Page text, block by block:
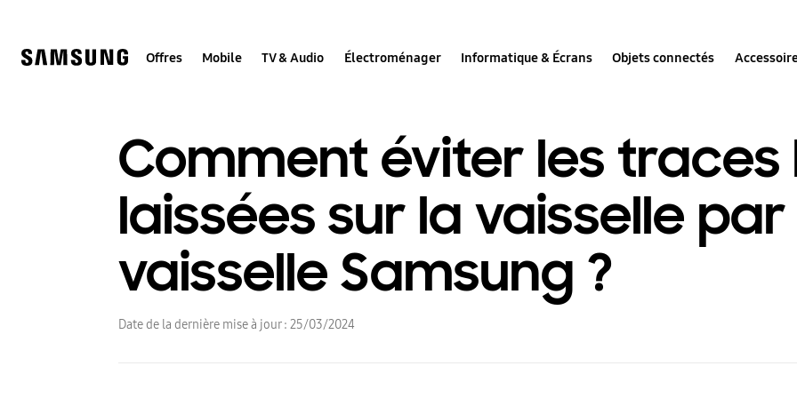
Offres Mobile TV & Audio Électroménager Informatique & Écrans Objets connectés
Comment éviter les traces
laissées sur la vaisselle
vaisselle Samsung ?
Date de la dernière mise à jour : 25/03/2024